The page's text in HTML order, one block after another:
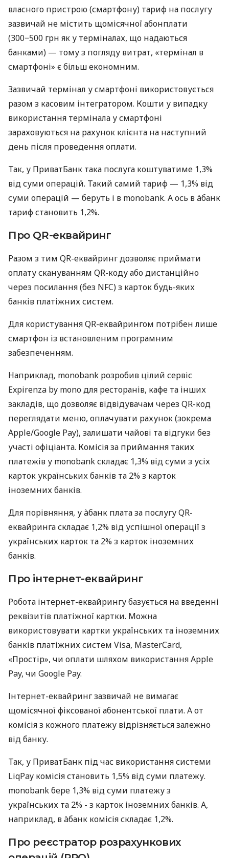
власного пристрою (смартфону) тариф на послугу
зазвичай не містить щомісячної абонплати
(300−500 грн як у терміналах, що надаються
банками) — тому з погляду витрат, «термінал в
смартфоні» є більш економним.
Зазвичай термінал у смартфоні використовується
разом з касовим інтегратором. Кошти у випадку
використання термінала у смартфоні
зараховуються на рахунок клієнта на наступний
день після проведення оплати.
Так, у ПриватБанк така послуга коштуватиме 1,3%
від суми операцій. Такий самий тариф — 1,3% від
суми операцій — беруть і в monobank. А ось в àбанк
тариф становить 1,2%.
Про QR-еквайринг
Разом з тим QR-еквайринг дозволяє приймати
оплату скануванням QR-коду або дистанційно
через посилання (без NFC) з карток будь-яких
банків платіжних систем.
Для користування QR-еквайрингом потрібен лише
смартфон із встановленим програмним
забезпеченням.
Наприклад, monobank розробив цілий сервіс
Expirenza by mono для ресторанів, кафе та інших
закладів, що дозволяє відвідувачам через QR-код
переглядати меню, оплачувати рахунок (зокрема
Apple/Google Pay), залишати чайові та відгуки без
участі офіціанта. Комісія за приймання таких
платежів у monobank складає 1,3% від суми з усіх
карток українських банків та 2% з карток
іноземних банків.
Для порівняння, у àбанк плата за послугу QR-
еквайринга складає 1,2% від успішної операції з
українських карток та 2% з карток іноземних
банків.
Про інтернет-еквайринг
Робота інтернет-еквайрингу базується на введенні
реквізитів платіжної картки. Можна
використовувати картки українських та іноземних
банків платіжних систем Visa, MasterCard,
«Простір», чи оплати шляхом використання Apple
Pay, чи Google Pay.
Інтернет-еквайринг зазвичай не вимагає
щомісячної фіксованої абонентської плати. А от
комісія з кожного платежу відрізняється залежно
від банку.
Так, у ПриватБанк під час використання системи
LiqPay комісія становить 1,5% від суми платежу.
monobank бере 1,3% від суми платежу з
українських та 2% - з карток іноземних банків. А,
наприклад, в àбанк комісія складає 1,2%.
Про реєстратор розрахункових